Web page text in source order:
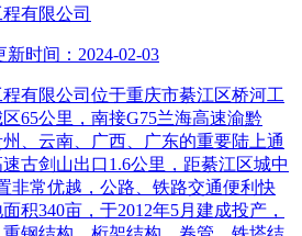
有限公司
新时间：2024-02-03
有限公司位于重庆市綦江区桥河工
65公里，南接G75兰海高速渝黔
、云南、广西、广东的重要陆上通
古剑山出口1.6公里，距綦江区城中
非常优越，公路、铁路交通便利快
积340亩，于2012年5月建成投产，